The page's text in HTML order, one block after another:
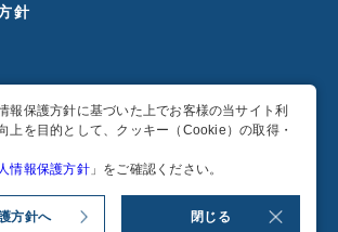
針
報保護方針に基づいた上でお客様の当サイト利
上を目的として、クッキー（Cookie）の取得・
情報保護方針」をご確認ください。
方針へ 閉じる